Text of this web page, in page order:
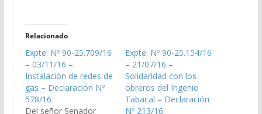
Relacionado
Expte. Nº 90-25.709/16
– 03/11/16 –
Instalación de redes de
gas – Declaración Nº
578/16
Del señor Senador
Expte. Nº 90-25.154/16
– 21/07/16 –
Solidaridad con los
obreros del Ingenio
Tabacal – Declaración
Nº 213/16